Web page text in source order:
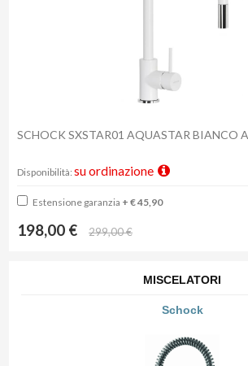
SCHOCK SXSTAR01 AQUASTAR BIANCO
Disponibilità: su ordinazione
Estensione garanzia + € 45,90
198,00 € 299,00 €
MISCELATORI
Schock